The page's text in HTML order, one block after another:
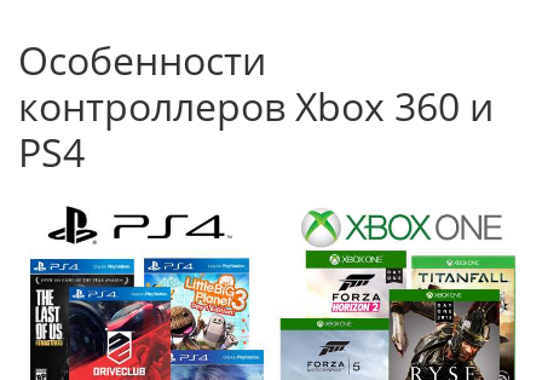
Особенности
контроллеров Xbox 360 и
PS4